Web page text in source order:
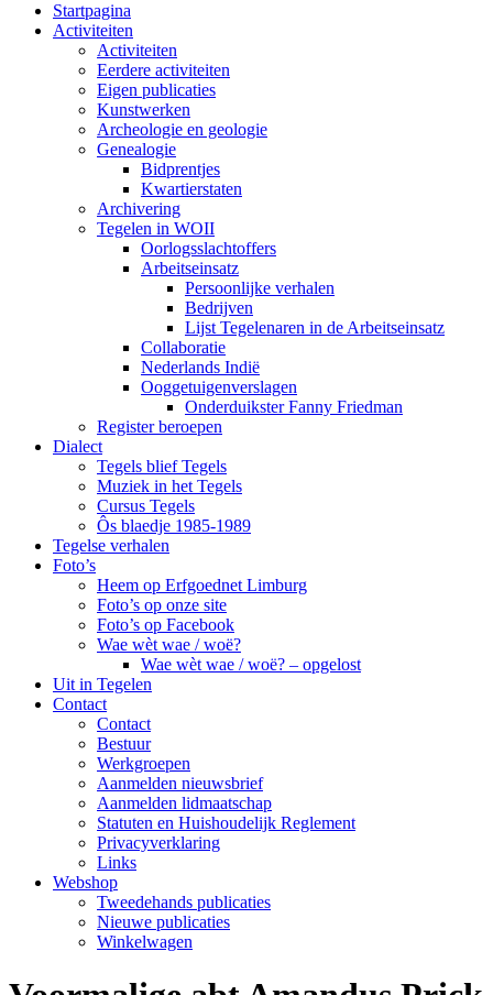
Startpagina
Activiteiten
Activiteiten
Eerdere activiteiten
Eigen publicaties
Kunstwerken
Archeologie en geologie
Genealogie
Bidprentjes
Kwartierstaten
Archivering
Tegelen in WOII
Oorlogsslachtoffers
Arbeitseinsatz
Persoonlijke verhalen
Bedrijven
Lijst Tegelenaren in de Arbeitseinsatz
Collaboratie
Nederlands Indië
Ooggetuigenverslagen
Onderduikster Fanny Friedman
Register beroepen
Dialect
Tegels blief Tegels
Muziek in het Tegels
Cursus Tegels
Ôs blaedje 1985-1989
Tegelse verhalen
Foto’s
Heem op Erfgoednet Limburg
Foto’s op onze site
Foto’s op Facebook
Wae wèt wae / woë?
Wae wèt wae / woë? – opgelost
Uit in Tegelen
Contact
Contact
Bestuur
Werkgroepen
Aanmelden nieuwsbrief
Aanmelden lidmaatschap
Statuten en Huishoudelijk Reglement
Privacyverklaring
Links
Webshop
Tweedehands publicaties
Nieuwe publicaties
Winkelwagen